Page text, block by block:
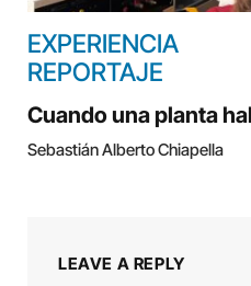
EXPERIENCIA
REPORTAJE
Cuando una planta
Sebastián Alberto Chiapella
LEAVE A REPLY